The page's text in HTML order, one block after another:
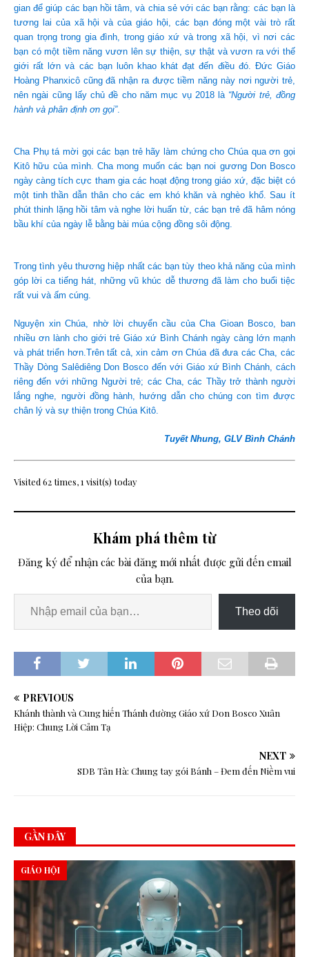
gian để giúp các bạn hồi tâm, và chia sẻ với các bạn rằng: các bạn là
tương lai của xã hội và của giáo hội, các bạn đóng một vài trò rất
quan trọng trong gia đình, trong giáo xứ và trong xã hội, vì nơi các
bạn có một tiềm năng vươn lên sự thiện, sự thật và vươn ra với thế
giới rất lớn và các bạn luôn khao khát đạt đến điều đó. Đức Giáo
Hoàng Phanxicô cũng đã nhận ra được tiềm năng này nơi người trẻ,
nên ngài cũng lấy chủ đề cho năm mục vụ 2018 là “Người trẻ, đồng
hành và phân định ơn gọi”.
Cha Phụ tá mời gọi các bạn trẻ hãy làm chứng cho Chúa qua ơn gọi
Kitô hữu của mình. Cha mong muốn các bạn noi gương Don Bosco
ngày càng tích cực tham gia các hoạt động trong giáo xứ, đặc biệt có
một tinh thần dẫn thân cho các em khó khăn và nghèo khổ. Sau ít
phút thinh lặng hồi tâm và nghe lời huấn từ, các bạn trẻ đã hâm nóng
bầu khí của ngày lễ bằng bài múa cộng đồng sôi động.
Trong tình yêu thương hiệp nhất các bạn tùy theo khả năng của mình
góp lời ca tiếng hát, những vũ khúc dễ thương đã làm cho buổi tiệc
rất vui và ấm cúng.
Nguyện xin Chúa, nhờ lời chuyển cầu của Cha Gioan Bosco, ban
nhiều ơn lành cho giới trẻ Giáo xứ Bình Chánh ngày càng lớn mạnh
và phát triển hơn.Trên tất cả, xin cảm ơn Chúa đã đưa các Cha, các
Thầy Dòng Salêdiêng Don Bosco đến với Giáo xứ Bình Chánh, cách
riêng đến với những Người trẻ; các Cha, các Thầy trở thành người
lắng nghe, người đồng hành, hướng dẫn cho chúng con tìm được
chân lý và sự thiện trong Chúa Kitô.
Tuyết Nhung, GLV Bình Chánh
Visited 62 times, 1 visit(s) today
Khám phá thêm từ
Đăng ký để nhận các bài đăng mới nhất được gửi đến email
của bạn.
Theo dõi
PREVIOUS
Khánh thành và Cung hiến Thánh đường Giáo xứ Don Bosco Xuân
Hiệp: Chung Lời Cảm Tạ
NEXT
SDB Tân Hà: Chung tay gói Bánh – Đem đến Niềm vui
GẦN ĐÂY
GIÁO HỘI